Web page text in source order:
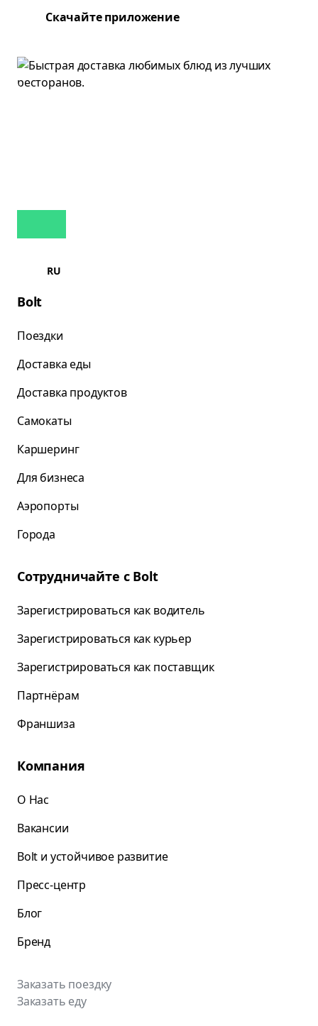
Скачайте приложение
RU
Bolt
Поездки
Доставка еды
Доставка продуктов
Самокаты
Каршеринг
Для бизнеса
Аэропорты
Города
Сотрудничайте с Bolt
Зарегистрироваться как водитель
Зарегистрироваться как курьер
Зарегистрироваться как поставщик
Партнёрам
Франшиза
Компания
О Нас
Вакансии
Bolt и устойчивое развитие
Пресс-центр
Блог
Бренд
Заказать поездку
Заказать еду